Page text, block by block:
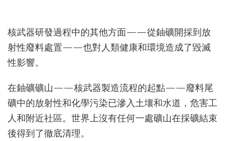
核武器研發過程中的其他方面——從鈾礦開採到放
射性廢料處置——也對人類健康和環境造成了毀滅
性影響。
在鈾礦礦山——核武器製造流程的起點——廢料尾
礦中的放射性和化學污染已滲入土壤和水道，危害工
人和附近社區。世界上沒有任何一處礦山在採礦結束
後得到了徹底清理。